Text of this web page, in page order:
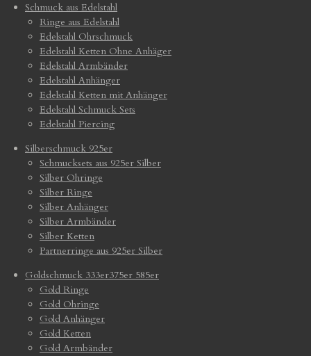
Schmuck aus Edelstahl
Ringe aus Edelstahl
Edelstahl Ohrschmuck
Edelstahl Ketten Ohne Anhäger
Edelstahl Armbänder
Edelstahl Anhänger
Edelstahl Ketten mit Anhänger
Edelstahl Schmuck Sets
Edelstahl Piercing
Silberschmuck 925er
Schmucksets aus 925er Silber
Silber Ohringe
Silber Ringe
Silber Anhänger
Silber Armbänder
Silber Ketten
Partnerringe aus 925er Silber
Goldschmuck 333er375er 585er
Gold Ringe
Gold Ohringe
Gold Anhänger
Gold Ketten
Gold Armbänder